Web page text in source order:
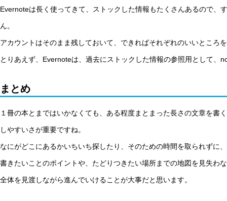
Evernoteは長く使ってきて、ストックした情報もたくさんあるので、
ん。
アカウントはそのまま残しておいて、できればそれぞれのいいところ
とりあえず、Evernoteは、過去にストックした情報の参照用として、
まとめ
１冊の本とまではいかなくても、ある程度まとまった長さの文章を書
しやすいさが重要ですね。
なにがどこにあるかいちいち探したり、そのための時間を取られずに
書きたいことのポイントや、たどりつきたい場所までの地図を見失わ
全体を見渡しながら進んでいけることが大事だと思います。